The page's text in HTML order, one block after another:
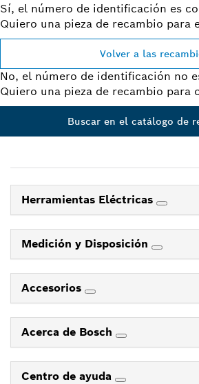
Sí, el número de identificación es
Quiero una pieza de recambio para
Volver a las
No, el número de identificación no
Quiero una pieza de recambio para
Buscar en el catálogo de
Herramientas Eléctricas
Medición y Disposición
Accesorios
Acerca de Bosch
Centro de ayuda